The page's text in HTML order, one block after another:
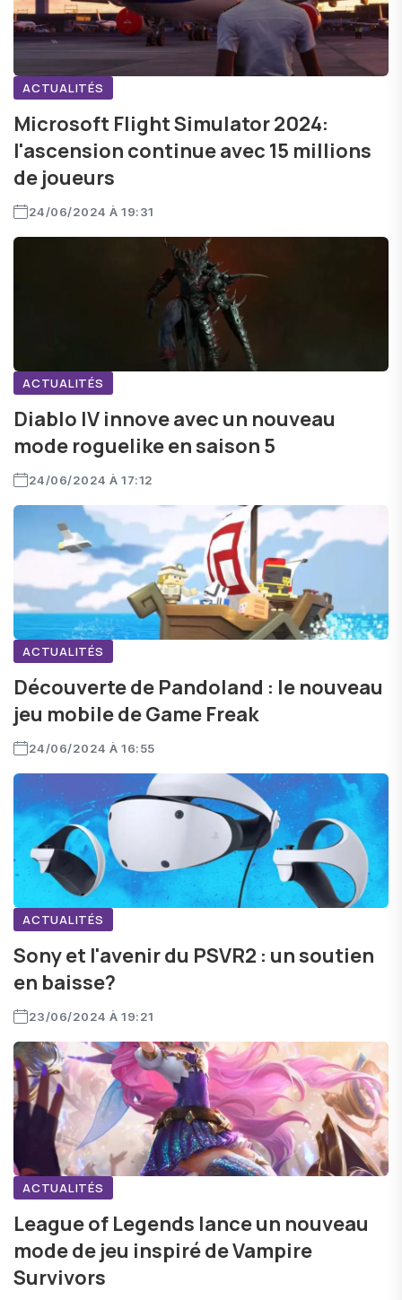
ACTUALITÉS
Microsoft Flight Simulator 2024:
l'ascension continue avec 15 millions
de joueurs
24/06/2024 À 19:31
ACTUALITÉS
Diablo IV innove avec un nouveau
mode roguelike en saison 5
24/06/2024 À 17:12
ACTUALITÉS
Découverte de Pandoland : le nouveau
jeu mobile de Game Freak
24/06/2024 À 16:55
ACTUALITÉS
Sony et l'avenir du PSVR2 : un soutien
en baisse?
23/06/2024 À 19:21
ACTUALITÉS
League of Legends lance un nouveau
mode de jeu inspiré de Vampire
Survivors